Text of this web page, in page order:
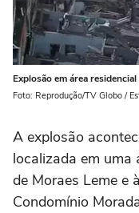
Explosão em área
Foto: Reprodução/TV Globo /
A explosão
localizada em uma
de Moraes Leme e
Condomínio